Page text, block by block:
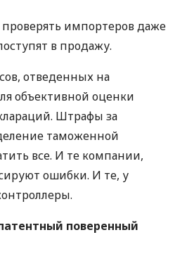
импортеров даже
в продажу.
отведенных на
объективной оценки
Штрафы за
таможенной
все. И те компании,
ошибки. И те, у
поверенный